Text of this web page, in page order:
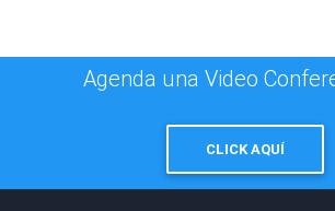
Agenda una Video
CLICK AQUÍ